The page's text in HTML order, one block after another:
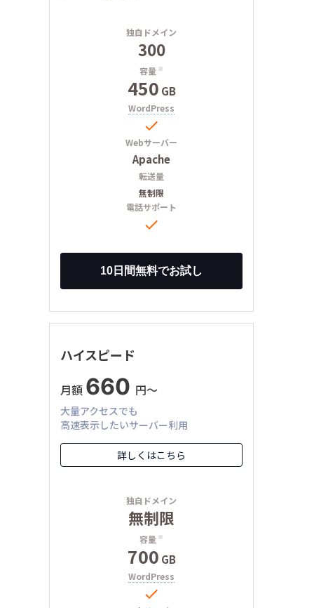
独自ドメイン
300
容量 ※
450 GB
WordPress

Webサーバー
Apache
転送量
無制限
電話サポート

ハイスピード
月額 660 円〜
大量アクセスでも
高速表示したいサーバー利用
詳しくはこちら
独自ドメイン
無制限
容量 ※
700 GB
WordPress
